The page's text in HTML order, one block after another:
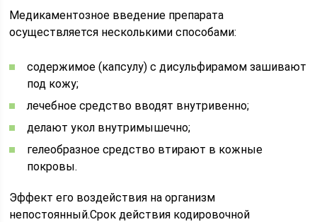
Медикаментозное введение препарата
осуществляется несколькими способами:
содержимое (капсулу) с дисульфирамом зашивают
под кожу;
лечебное средство вводят внутривенно;
делают укол внутримышечно;
гелеобразное средство втирают в кожные
покровы.
Эффект его воздействия на организм
непостоянный.Срок действия кодировочной